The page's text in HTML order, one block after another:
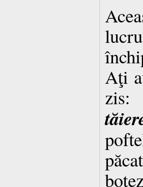
Aţi
zis: